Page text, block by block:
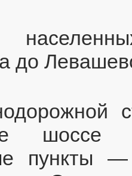
до
шоссе
пункты